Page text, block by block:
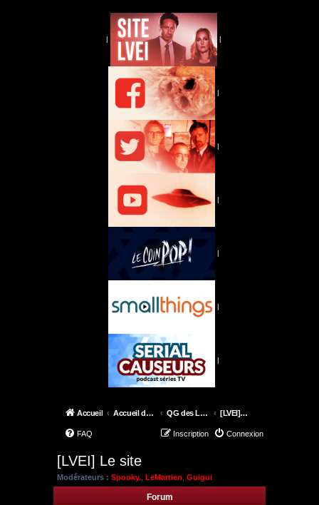
| |
|
|
|
|
|
|
Accueil Accueil du forum QG des Lone Gunmen [LVEI] Le site
FAQ Connexion
Inscription
[LVEI] Le site
Modérateurs : Spooky. LeMartien Guigui
Forum